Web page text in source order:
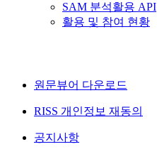
SAM 분석활용 API
활용 및 참여 현황
원문뷰어 다운로드
RISS 개인정보 재동의
공지사항